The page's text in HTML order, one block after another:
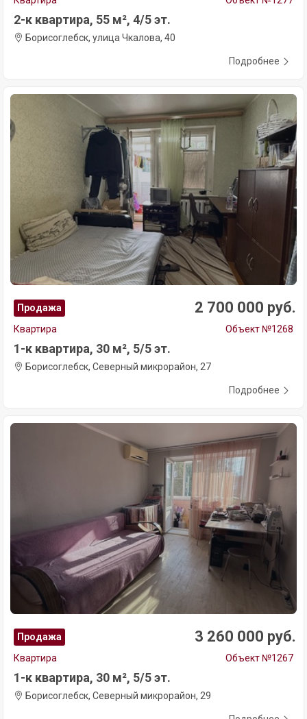
2-к квартира, 55 м², 4/5 эт.
Борисоглебск, улица Чкалова, 40
Подробнее
Продажа 2 700 000 руб.
Квартира Объект №1268
1-к квартира, 30 м², 5/5 эт.
Борисоглебск, Северный микрорайон, 27
Подробнее
Продажа 3 260 000 руб.
Квартира Объект №1267
1-к квартира, 30 м², 5/5 эт.
Борисоглебск, Северный микрорайон, 29